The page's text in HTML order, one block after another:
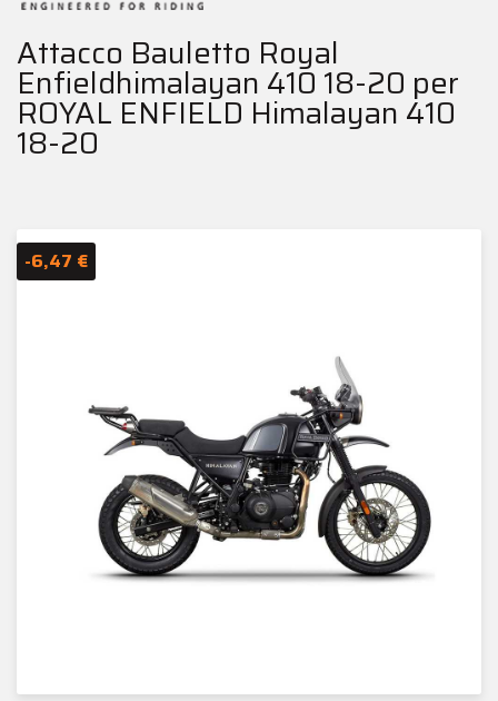
Attacco Bauletto Royal
Enfieldhimalayan 410 18-20 per
ROYAL ENFIELD Himalayan 410
18-20
-6,47 €